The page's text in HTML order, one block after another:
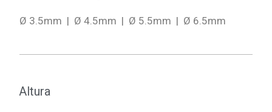
Ø 3.5mm | Ø 4.5mm | Ø 5.5mm | Ø 6.5mm
Altura